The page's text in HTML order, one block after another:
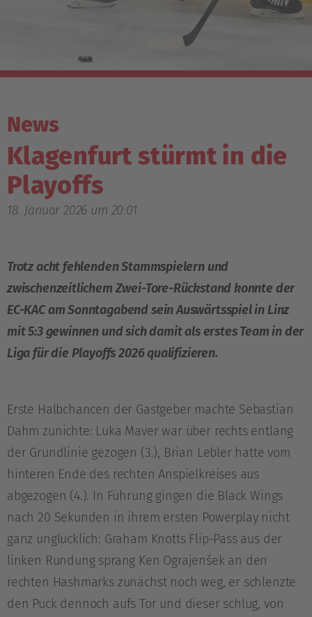
News
Klagenfurt stürmt in die
Playoffs
18. Januar 2026 um 20:01
Trotz acht fehlenden Stammspielern und
zwischenzeitlichem Zwei-Tore-Rückstand konnte der
EC-KAC am Sonntagabend sein Auswärtsspiel in Linz
mit 5:3 gewinnen und sich damit als erstes Team in der
Liga für die Playoffs 2026 qualifizieren.
Erste Halbchancen der Gastgeber machte Sebastian
Dahm zunichte: Luka Maver war über rechts entlang
der Grundlinie gezogen (3.), Brian Lebler hatte vom
hinteren Ende des rechten Anspielkreises aus
abgezogen (4.). In Führung gingen die Black Wings
nach 20 Sekunden in ihrem ersten Powerplay nicht
ganz unglücklich: Graham Knotts Flip-Pass aus der
linken Rundung sprang Ken Ograjenšek an den
rechten Hashmarks zunächst noch weg, er schlenzte
den Puck dennoch aufs Tor und dieser schlug, von